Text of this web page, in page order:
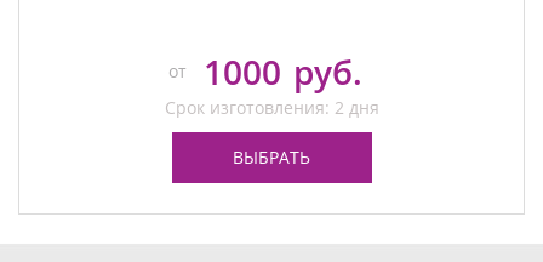
от 1000 руб.
Срок изготовления: 2 дня
ВЫБРАТЬ